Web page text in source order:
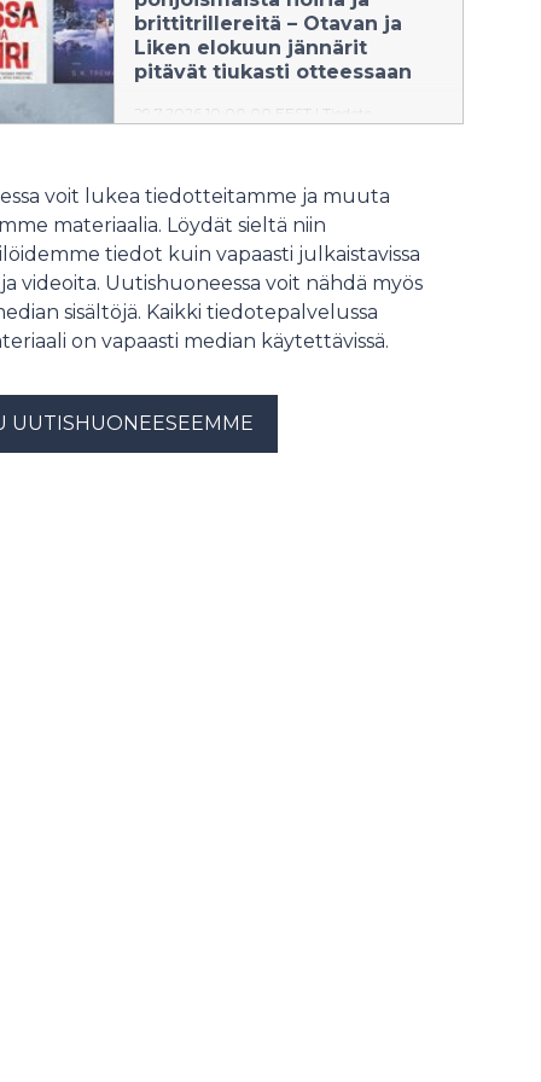
saattavat elää.
brittitrillereitä – Otavan ja
Liken elokuun jännärit
pitävät tiukasti otteessaan
29.7.2026 10:00:00 EEST | Tiedote
Carter yllättää psykologisella Kissa ja
hiiri -jännitysromaanilla ja Jeneva
Rose jatkaa hittisarjaansa:
Täydellisen avioliiton jälkeen
vuorossa on tietysti Täydellinen
avioero. Elokuu tuo mukanaan
odotetut uutuudet myös Lina
voit lukea tiedotteitamme ja muuta
materiaalia. Löydät sieltä niin
tiedot kuin vapaasti julkaistavissa
videoita. Uutishuoneessa voit nähdä myös
sisältöjä. Kaikki tiedotepalvelussa
on vapaasti median käytettävissä.
UUTISHUONEESEEMME